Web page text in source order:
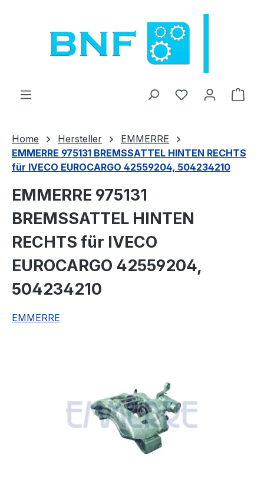
Du hast 0
Home Hersteller
EMMERRE
EMMERRE 975131 BREMSSATTEL HINTEN RECHTS
für IVECO EUROCARGO 42559204, 504234210
EMMERRE 975131
BREMSSATTEL HINTEN
RECHTS für IVECO
EUROCARGO 42559204,
504234210
EMMERRE